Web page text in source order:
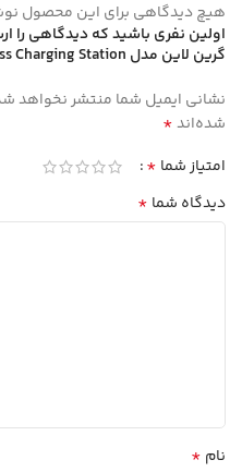
هیچ دیدگاهی برای این محصول
اولین نفری باشید که دیدگاهی را
گرین لاین مدل 3iN1 Wireless Charging Station”
نشانی ایمیل شما منتشر نخواهد
شده‌اند*
امتیاز شما *
دیدگاه شما *
نام *